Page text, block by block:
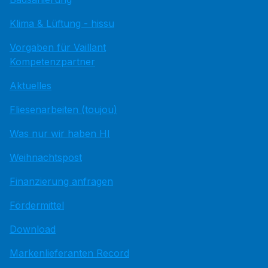
Klima & Lüftung - hissu
Vorgaben für Vaillant
Kompetenzpartner
Aktuelles
Fliesenarbeiten (toujou)
Was nur wir haben HI
Weihnachtspost
Finanzierung anfragen
Fördermittel
Download
Markenlieferanten Record